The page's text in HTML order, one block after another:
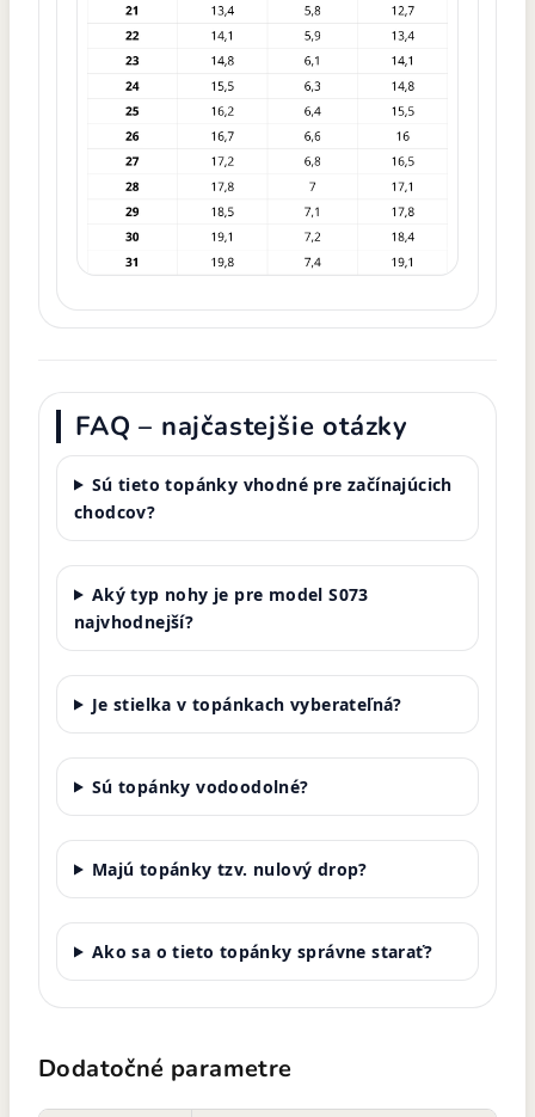
FAQ – najčastejšie otázky
Sú tieto topánky vhodné pre začínajúcich
chodcov?
Aký typ nohy je pre model S073
najvhodnejší?
Je stielka v topánkach vyberateľná?
Sú topánky vodoodolné?
Majú topánky tzv. nulový drop?
Ako sa o tieto topánky správne starať?
Dodatočné parametre